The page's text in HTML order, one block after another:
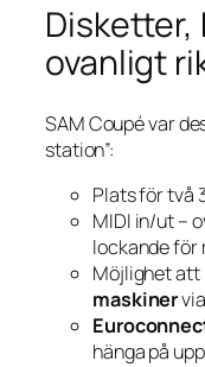
Disketter,
ovanligt
SAM Coupé var
station”:
Plats för två
MIDI in/ut –
lockande för
Möjlighet att
maskiner
hänga på